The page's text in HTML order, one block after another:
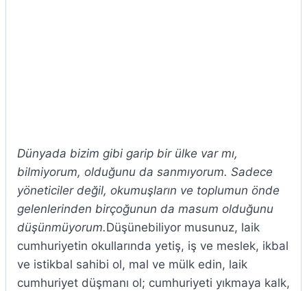
Dünyada bizim gibi garip bir ülke var mı,
bilmiyorum, olduğunu da sanmıyorum. Sadece
yöneticiler değil, okumuşların ve toplumun önde
gelenlerinden birçoğunun da masum olduğunu
düşünmüyorum.Düşünebiliyor musunuz, laik
cumhuriyetin okullarında yetiş, iş ve meslek, ikbal
ve istikbal sahibi ol, mal ve mülk edin, laik
cumhuriyet düşmanı ol; cumhuriyeti yıkmaya kalk,